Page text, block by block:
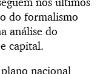
do formalismo
análise do
capital.
nacional